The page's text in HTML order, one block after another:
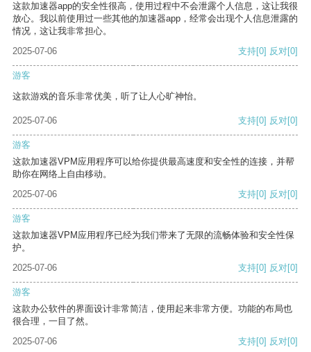
这款加速器app的安全性很高，使用过程中不会泄露个人信息，这让我很
放心。我以前使用过一些其他的加速器app，经常会出现个人信息泄露的
情况，这让我非常担心。
2025-07-06
支持[0] 反对[0]
游客
这款游戏的音乐非常优美，听了让人心旷神怡。
2025-07-06 支持[0] 反对[0]
游客
这款加速器VPM应用程序可以给你提供最高速度和安全性的连接，并帮
助你在网络上自由移动。
2025-07-06
支持[0] 反对[0]
游客
这款加速器VPM应用程序已经为我们带来了无限的流畅体验和安全性保
护。
2025-07-06
支持[0] 反对[0]
游客
这款办公软件的界面设计非常简洁，使用起来非常方便。功能的布局也
很合理，一目了然。
2025-07-06
支持[0] 反对[0]